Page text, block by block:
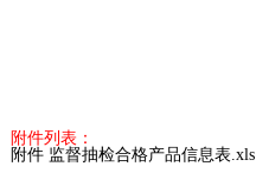
附件列表：
附件 监督抽检合格产品信息表.xls